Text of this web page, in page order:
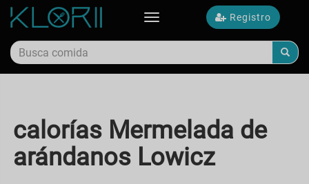
Registro
Toggle
calorías Mermelada de
arándanos Lowicz